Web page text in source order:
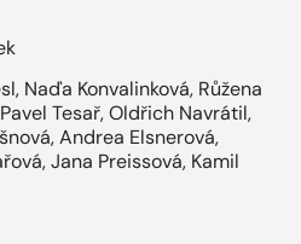
, Naďa Konvalinková, Růžena
Pavel Tesař,Oldřich Navrátil,
,Andrea Elsnerová,
,Jana Preissová, Kamil